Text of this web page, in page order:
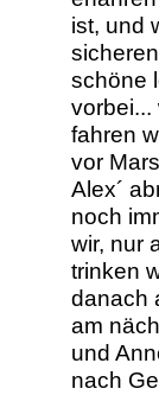
ist, und
schöne
vorbei...
fahren
vor
Alex´
noch
wir, nur
trinken
danach
am
und
nach